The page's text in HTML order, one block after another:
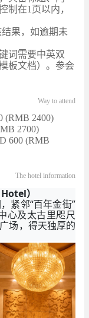
制在1页以内，
果，如逾期未
词需要中英双
板文档）。参会
Way to attend
(RMB 2400)
2700)
600 (RMB
The hotel information
）
紧邻“百年金街”
心及太古里咫尺
场，得天独厚的